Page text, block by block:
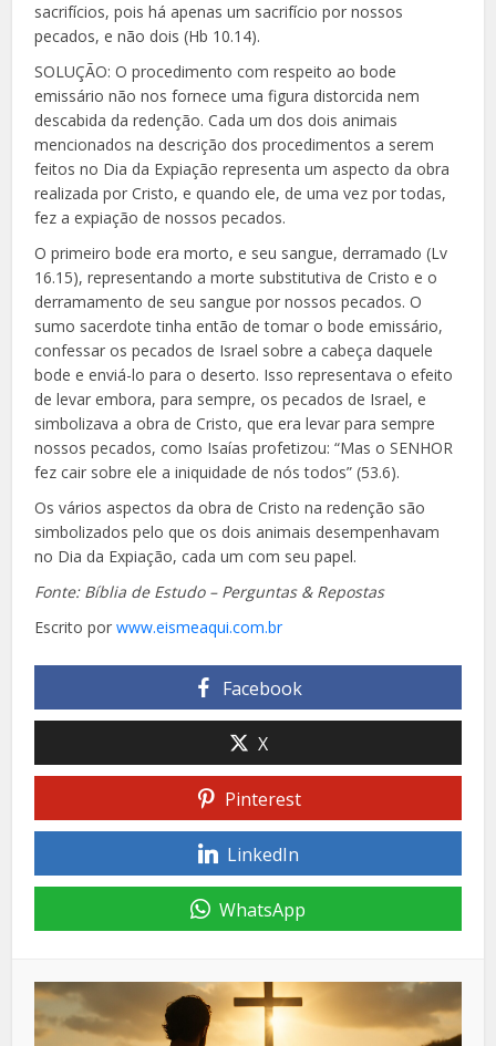
sacrifícios, pois há apenas um sacrifício por nossos
pecados, e não dois (Hb 10.14).
SOLUÇÃO: O procedimento com respeito ao bode
emissário não nos fornece uma figura distorcida nem
descabida da redenção. Cada um dos dois animais
mencionados na descrição dos procedimentos a serem
feitos no Dia da Expiação representa um aspecto da obra
realizada por Cristo, e quando ele, de uma vez por todas,
fez a expiação de nossos pecados.
O primeiro bode era morto, e seu sangue, derramado (Lv
16.15), representando a morte substitutiva de Cristo e o
derramamento de seu sangue por nossos pecados. O
sumo sacerdote tinha então de tomar o bode emissário,
confessar os pecados de Israel sobre a cabeça daquele
bode e enviá-lo para o deserto. Isso representava o efeito
de levar embora, para sempre, os pecados de Israel, e
simbolizava a obra de Cristo, que era levar para sempre
nossos pecados, como Isaías profetizou: “Mas o SENHOR
fez cair sobre ele a iniquidade de nós todos” (53.6).
Os vários aspectos da obra de Cristo na redenção são
simbolizados pelo que os dois animais desempenhavam
no Dia da Expiação, cada um com seu papel.
Fonte: Bíblia de Estudo – Perguntas & Repostas
Escrito porwww.eismeaqui.com.br
Facebook
X
Pinterest
LinkedIn
WhatsApp